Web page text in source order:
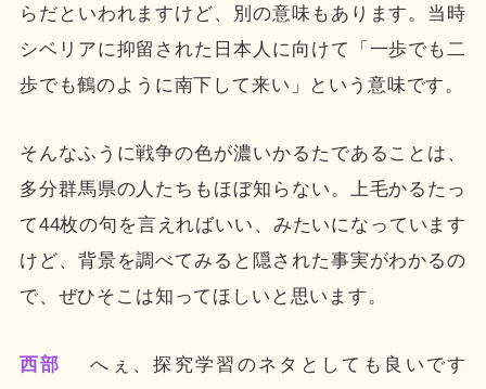
らだといわれますけど、別の意味もあります。当時
シベリアに抑留された日本人に向けて「一歩でも二
歩でも鶴のように南下して来い」という意味です。
そんなふうに戦争の色が濃いかるたであることは、
多分群馬県の人たちもほぼ知らない。上毛かるたっ
て44枚の句を言えればいい、みたいになっています
けど、背景を調べてみると隠された事実がわかるの
で、ぜひそこは知ってほしいと思います。
西部
へぇ、探究学習のネタとしても良いです